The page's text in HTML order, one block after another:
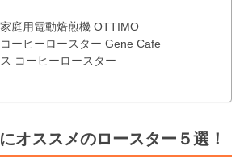
庭用電動焙煎機 OTTIMO
ーヒーロースター Gene Cafe
コーヒーロースター
オススメのロースター５選！